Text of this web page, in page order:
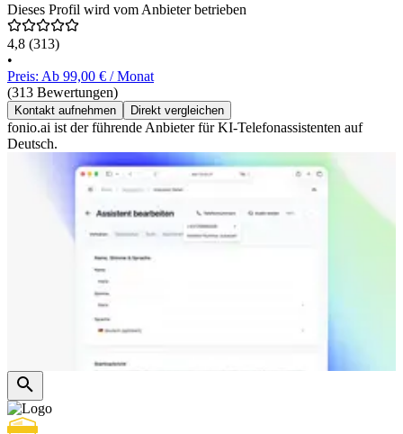
Dieses Profil wird vom Anbieter betrieben
4,8 (313)
•
Preis: Ab 99,00 € / Monat
(313 Bewertungen)
Kontakt aufnehmen Direkt vergleichen
fonio.ai ist der führende Anbieter für KI-Telefonassistenten auf
Deutsch.